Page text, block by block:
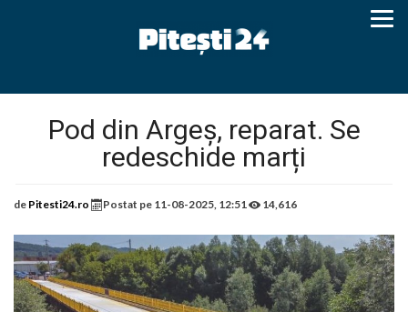
Pod din Argeș, reparat. Se
redeschide marți
de Pitesti24.ro Postat pe 11-08-2025, 12:51 14,616